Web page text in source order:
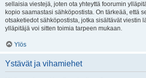
sellaisia viestejä, joten ota yhteyttä foorumin
kopio saamastasi sähköpostista. On tärkeää, että
otsaketiedot sähköpostista, jotka sisältävät viestin
ylläpitäjä voi sitten toimia tarpeen mukaan.
Ylös
Ystävät ja vihamiehet